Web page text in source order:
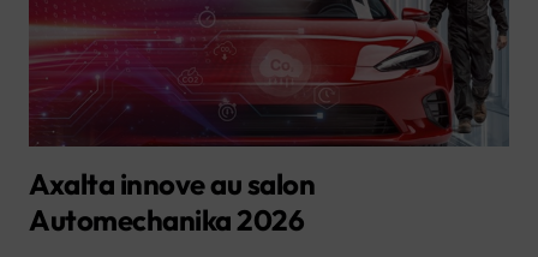
Axalta innove au salon
Automechanika 2026